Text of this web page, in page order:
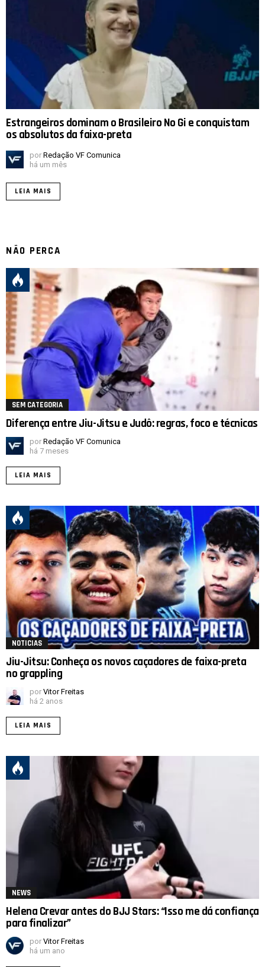
Estrangeiros dominam o Brasileiro No Gi e conquistam
os absolutos da faixa-preta
por Redação VF Comunica
há um mês
LEIA MAIS
NÃO PERCA
SEM CATEGORIA
Diferença entre Jiu-Jitsu e Judô: regras, foco e técnicas
por Redação VF Comunica
há 7 meses
LEIA MAIS
NOTICIAS
Jiu-Jitsu: Conheça os novos caçadores de faixa-preta
no grappling
por Vitor Freitas
há 2 anos
LEIA MAIS
NEWS
Helena Crevar antes do BJJ Stars: “Isso me dá confiança
para finalizar”
por Vitor Freitas
há um ano